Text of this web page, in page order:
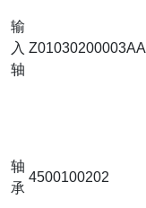
输
入
轴
Z01030200003AA
轴
承
4500100202